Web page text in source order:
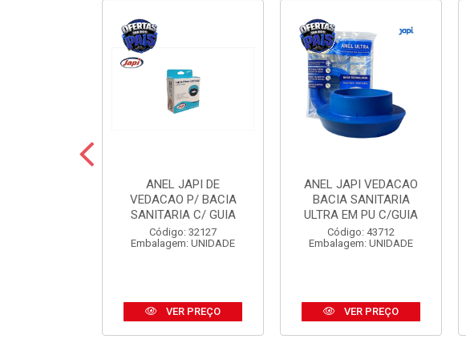
ANEL JAPI DE
VEDACAO P/ BACIA
SANITARIA C/ GUIA
Código: 32127
Embalagem: UNIDADE
VER PREÇO
ANEL JAPI VEDACAO
BACIA SANITARIA
ULTRA EM PU C/GUIA
Código: 43712
Embalagem: UNIDADE
VER PREÇO